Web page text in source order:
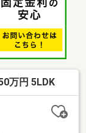
万円 5LDK